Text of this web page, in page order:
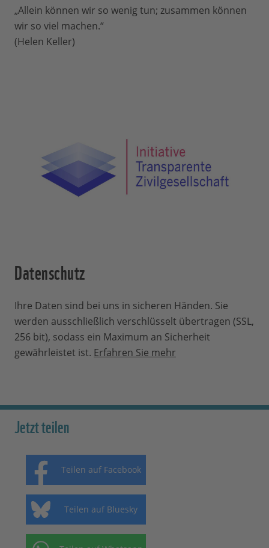
„Allein können wir so wenig tun; zusammen können
wir so viel machen.“
(Helen Keller)
Datenschutz
Ihre Daten sind bei uns in sicheren Händen. Sie
werden ausschließlich verschlüsselt übertragen (SSL,
256 bit), sodass ein Maximum an Sicherheit
gewährleistet ist. Erfahren Sie mehr
Jetzt teilen
Teilen auf Facebook
Teilen auf Bluesky